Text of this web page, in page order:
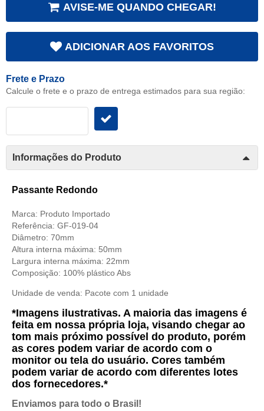
AVISE-ME QUANDO CHEGAR!
ADICIONAR AOS FAVORITOS
Frete e Prazo
Calcule o frete e o prazo de entrega estimados para sua região:
Informações do Produto
Passante Redondo
Marca: Produto Importado
Referência: GF-019-04
Diâmetro: 70mm
Altura interna máxima: 50mm
Largura interna máxima: 22mm
Composição: 100% plástico Abs
Unidade de venda: Pacote com 1 unidade
*Imagens ilustrativas. A maioria das imagens é
feita em nossa própria loja, visando chegar ao
tom mais próximo possível do produto, porém
as cores podem variar de acordo com o
monitor ou tela do usuário. Cores também
podem variar de acordo com diferentes lotes
dos fornecedores.*
Enviamos para todo o Brasil!